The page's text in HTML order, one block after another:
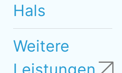
Hals
Weitere